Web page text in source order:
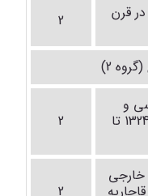
قرن
2
2)
و
اجتماعی ایران از سال 1324 تا
2
خارجی
2